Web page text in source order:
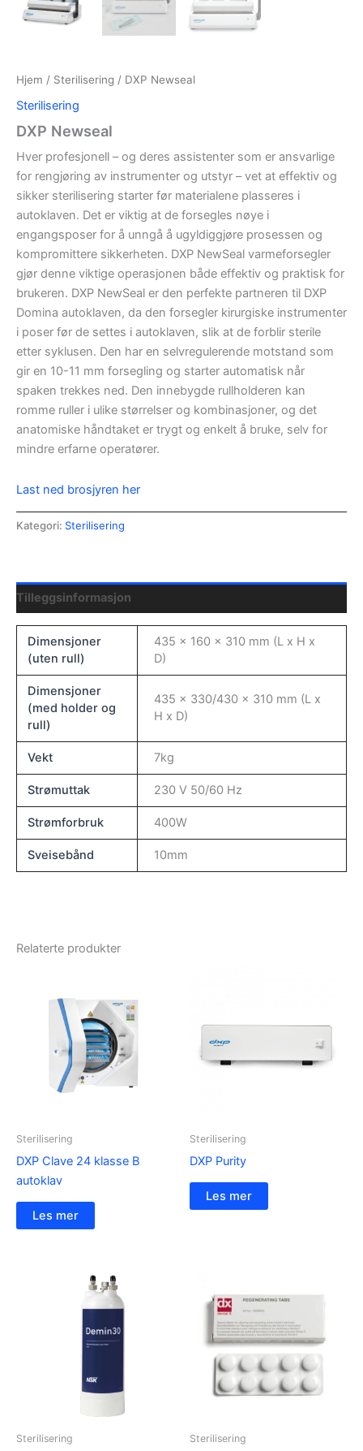
Hjem / Sterilisering / DXP Newseal
Sterilisering
DXP Newseal
Hver profesjonell – og deres assistenter som er ansvarlige
for rengjøring av instrumenter og utstyr – vet at effektiv og
sikker sterilisering starter før materialene plasseres i
autoklaven. Det er viktig at de forsegles nøye i
engangsposer for å unngå å ugyldiggjøre prosessen og
kompromittere sikkerheten. DXP NewSeal varmeforsegler
gjør denne viktige operasjonen både effektiv og praktisk for
brukeren. DXP NewSeal er den perfekte partneren til DXP
Domina autoklaven, da den forsegler kirurgiske instrumenter
i poser før de settes i autoklaven, slik at de forblir sterile
etter syklusen. Den har en selvregulerende motstand som
gir en 10-11 mm forsegling og starter automatisk når
spaken trekkes ned. Den innebygde rullholderen kan
romme ruller i ulike størrelser og kombinasjoner, og det
anatomiske håndtaket er trygt og enkelt å bruke, selv for
mindre erfarne operatører.
Last ned brosjyren her
Kategori: Sterilisering
Tilleggsinformasjon
Dimensjoner
(uten rull)
435 x 160 x 310 mm (L x H x
D)
Dimensjoner
(med holder og
rull)
435 x 330/430 x 310 mm (L x
H x D)
Vekt 7kg
Strømuttak 230 V 50/60 Hz
Strømforbruk 400W
Sveisebånd 10mm
Relaterte produkter
Sterilisering
DXP Clave 24 klasse B
autoklav
Les mer
Sterilisering
DXP Purity
Les mer
Sterilisering Sterilisering